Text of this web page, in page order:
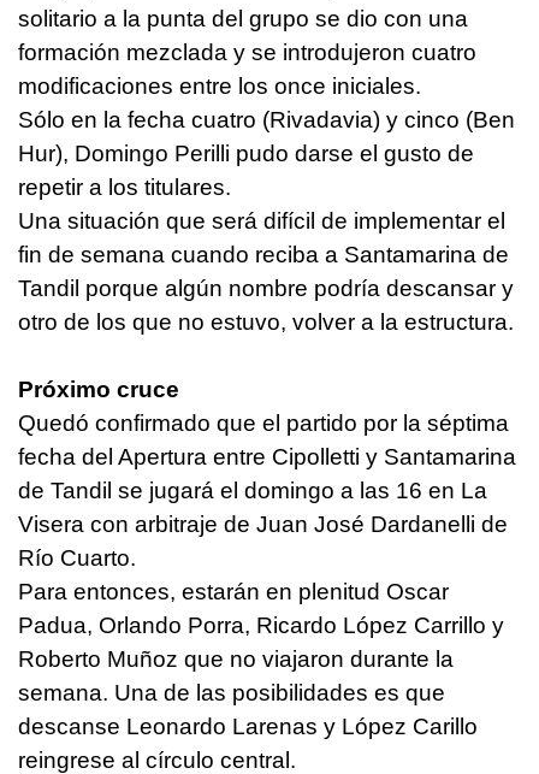
solitario a la punta del grupo se dio con una
formación mezclada y se introdujeron cuatro
modificaciones entre los once iniciales.
Sólo en la fecha cuatro (Rivadavia) y cinco (Ben
Hur), Domingo Perilli pudo darse el gusto de
repetir a los titulares.
Una situación que será difícil de implementar el
fin de semana cuando reciba a Santamarina de
Tandil porque algún nombre podría descansar y
otro de los que no estuvo, volver a la estructura.
Próximo cruce
Quedó confirmado que el partido por la séptima
fecha del Apertura entre Cipolletti y Santamarina
de Tandil se jugará el domingo a las 16 en La
Visera con arbitraje de Juan José Dardanelli de
Río Cuarto.
Para entonces, estarán en plenitud Oscar
Padua, Orlando Porra, Ricardo López Carrillo y
Roberto Muñoz que no viajaron durante la
semana. Una de las posibilidades es que
descanse Leonardo Larenas y López Carillo
reingrese al círculo central.